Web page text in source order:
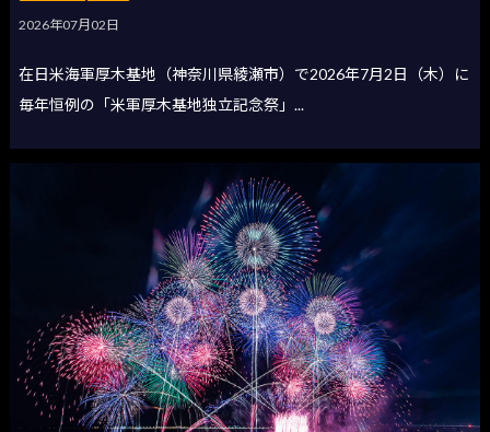
2026年07月02日
在日米海軍厚木基地（神奈川県綾瀬市）で2026年7月2日（木）に
毎年恒例の「米軍厚木基地独立記念祭」...